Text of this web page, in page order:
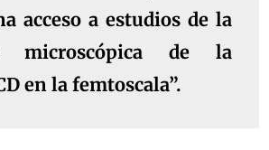
acceso a estudios de la
microscópica de la
en la femtoscala”.